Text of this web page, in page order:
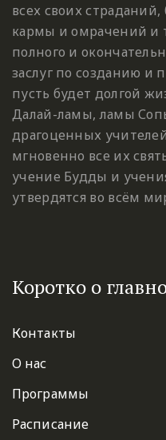
всех своих
кармы и омрачений и
полного и
заслуг по созданию и
пусть будет долгой
Далай-ламы, ламы
драгоценных
мгновенно все их
учение Будды и
утвердятся во всём
Коротко о
Контакты
О нас
Программы
Расписание